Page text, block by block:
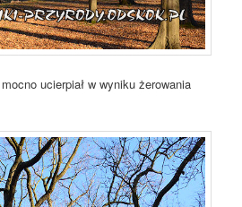
ucierpiał w wyniku żerowania